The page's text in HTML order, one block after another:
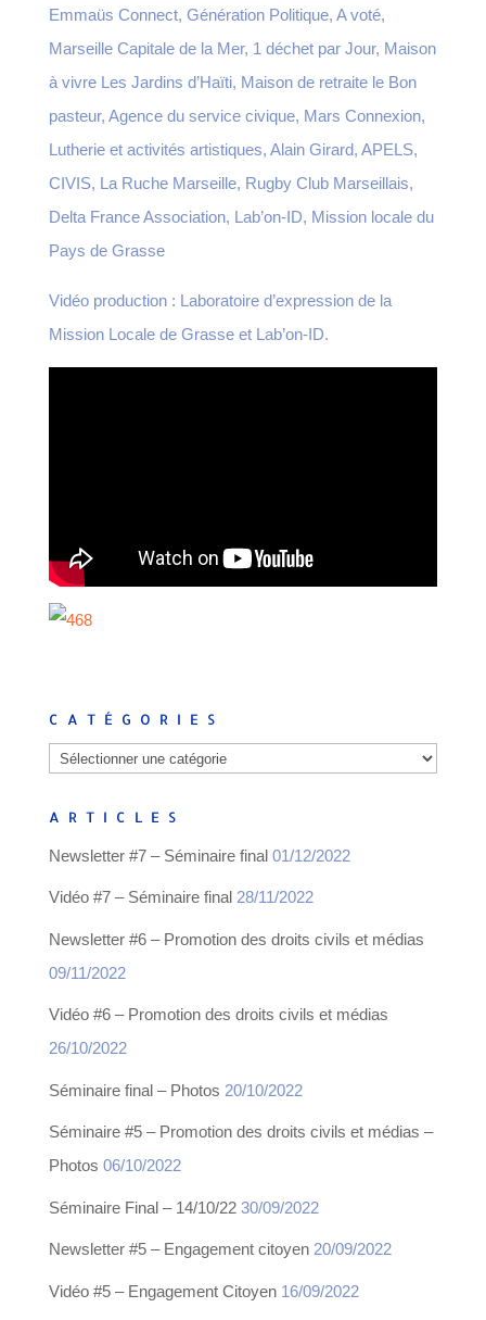
Emmaüs Connect, Génération Politique, A voté,
Marseille Capitale de la Mer, 1 déchet par Jour, Maison
à vivre Les Jardins d’Haïti, Maison de retraite le Bon
pasteur, Agence du service civique, Mars Connexion,
Lutherie et activités artistiques, Alain Girard, APELS,
CIVIS, La Ruche Marseille, Rugby Club Marseillais,
Delta France Association, Lab’on-ID, Mission locale du
Pays de Grasse
Vidéo production : Laboratoire d’expression de la
Mission Locale de Grasse et Lab’on-ID.
CATÉGORIES
Catégories
ARTICLES
Newsletter #7 – Séminaire final 01/12/2022
Vidéo #7 – Séminaire final 28/11/2022
Newsletter #6 – Promotion des droits civils et médias
09/11/2022
Vidéo #6 – Promotion des droits civils et médias
26/10/2022
Séminaire final – Photos 20/10/2022
Séminaire #5 – Promotion des droits civils et médias –
Photos 06/10/2022
Séminaire Final – 14/10/22 30/09/2022
Newsletter #5 – Engagement citoyen 20/09/2022
Vidéo #5 – Engagement Citoyen 16/09/2022